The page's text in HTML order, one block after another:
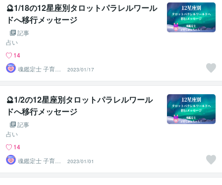
🔮1/18の12星座別タロットパラレルワール
ドへ移行メッセージ
記事
占い
14
魂鑑定士 子育て
かぁちゃん！
2023/01/17
🔮1/2の12星座別タロットパラレルワール
ドへ移行メッセージ
記事
占い
14
魂鑑定士 子育て
かぁちゃん！
2023/01/01